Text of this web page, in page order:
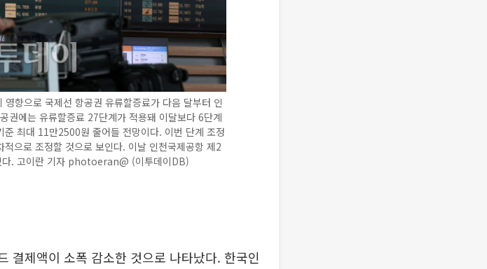
향으로 국제선 항공권 유류할증료가 다음 달부터 인
권에는 유류할증료 27단계가 적용돼 이달보다 6단계
최대 11만2500원 줄어들 전망이다. 이번 단계 조정
으로 조정할 것으로 보인다. 이날 인천국제공항 제2
다. 고이란 기자 photoeran@ (이투데이DB)
결제액이 소폭 감소한 것으로 나타났다. 한국인